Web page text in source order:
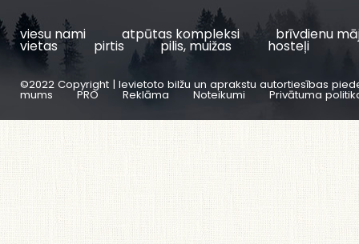
viesu nami atpūtas kompleksi brīvdienu
vietas pirtis pilis, muižas hosteļi
©2022 Copyright | Ievietoto bilžu un aprakstu autortiesības
mums PRO Reklāma Noteikumi Privātuma